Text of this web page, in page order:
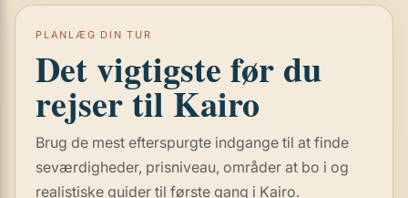
PLANLÆG DIN TUR
Det vigtigste før du
rejser til Kairo
Brug de mest efterspurgte indgange til at finde
seværdigheder, prisniveau, områder at bo i og
realistiske guider til første gang i Kairo.